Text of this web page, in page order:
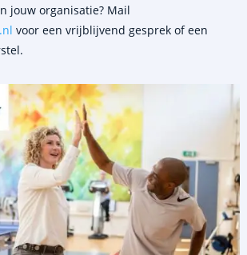
jouw organisatie? Mail
voor een vrijblijvend gesprek of een